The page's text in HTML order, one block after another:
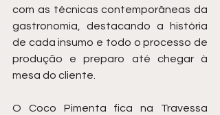
com as técnicas contemporâneas da
gastronomia, destacando a história
de cada insumo e todo o processo de
produção e preparo até chegar à
mesa do cliente.
O Coco Pimenta fica na Travessa